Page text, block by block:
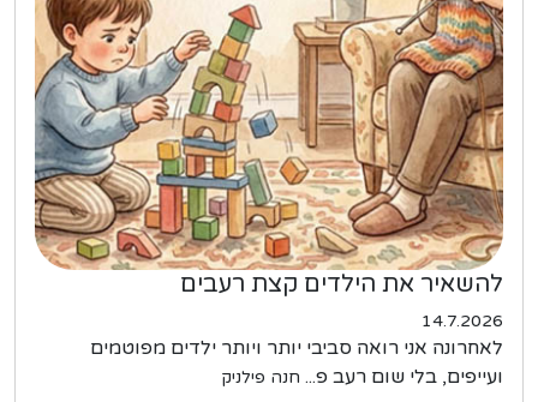
להשאיר את הילדים קצת רעבים
14.7.2026
לאחרונה אני רואה סביבי יותר ויותר ילדים מפוטמים
ועייפים, בלי שום רעב פ... חנה פילניק